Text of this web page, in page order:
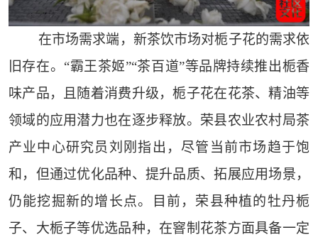
在市场需求端，新茶饮市场对栀子花的需求依
旧存在。“霸王茶姬”“茶百道”等品牌持续推出栀香
味产品，且随着消费升级，栀子花在花茶、精油等
领域的应用潜力也在逐步释放。荣县农业农村局茶
产业中心研究员刘刚指出，尽管当前市场趋于饱
和，但通过优化品种、提升品质、拓展应用场景，
仍能挖掘新的增长点。目前，荣县种植的牡丹栀
子、大栀子等优选品种，在窨制花茶方面具备一定